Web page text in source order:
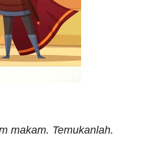
makam. Temukanlah.